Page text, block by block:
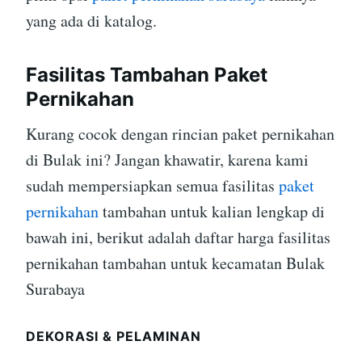
yang ada di katalog.
Fasilitas Tambahan Paket
Pernikahan
Kurang cocok dengan rincian paket pernikahan
di Bulak ini? Jangan khawatir, karena kami
sudah mempersiapkan semua fasilitas paket
pernikahantambahan untuk kalian lengkap di
bawah ini, berikut adalah daftar harga fasilitas
pernikahan tambahan untuk kecamatan Bulak
Surabaya
DEKORASI & PELAMINAN